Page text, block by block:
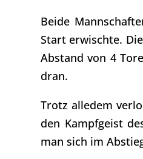
Beide
Start erwischte.
Abstand von 4
dran.
Trotz alledem
den Kampfgeist
man sich im